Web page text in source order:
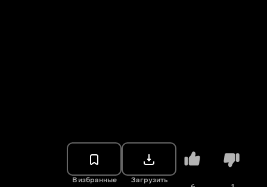
В избранные Загрузить